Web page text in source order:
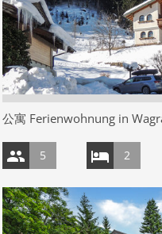
公寓 Ferienwohnung in
5 2